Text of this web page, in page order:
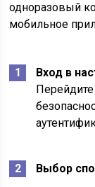
одноразовый
мобильное
Вход в
Выбор